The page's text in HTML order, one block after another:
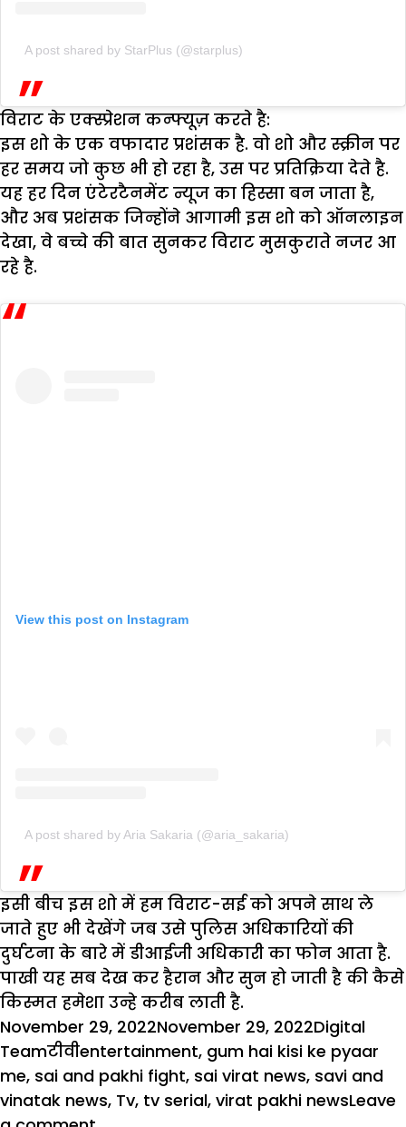
A post shared by StarPlus (@starplus)
विराट के एक्स्प्रेशन कन्फ्यूज़ करते है:
इस शो के एक वफादार प्रशंसक है. वो शो और स्क्रीन पर
हर समय जो कुछ भी हो रहा है, उस पर प्रतिक्रिया देते है.
यह हर दिन एंटेरटैनमेंट न्यूज का हिस्सा बन जाता है,
और अब प्रशंसक जिन्होंने आगामी इस शो को ऑनलाइन
देखा, वे बच्चे की बात सुनकर विराट मुसकुराते नजर आ
रहे है.
View this post on Instagram
A post shared by Aria Sakaria (@aria_sakaria)
इसी बीच इस शो में हम विराट-सई को अपने साथ ले
जाते हुए भी देखेंगे जब उसे पुलिस अधिकारियों की
दुर्घटना के बारे में डीआईजी अधिकारी का फोन आता है.
पाखी यह सब देख कर हैरान और सुन हो जाती है की कैसे
किस्मत हमेशा उन्हे करीब लाती है.
Posted
on
November 29, 2022November 29, 2022Author
Digital
TeamCategories
टीवीTags
entertainment, gum hai kisi ke pyaar
me, sai and pakhi fight, sai virat news, savi and
vinatak news, Tv, tv serial, virat pakhi newsLeave